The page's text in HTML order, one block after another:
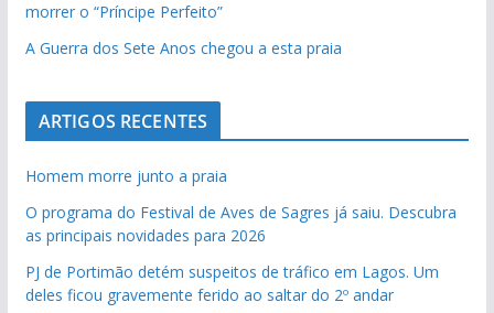
morrer o “Príncipe Perfeito”
A Guerra dos Sete Anos chegou a esta praia
ARTIGOS RECENTES
Homem morre junto a praia
O programa do Festival de Aves de Sagres já saiu. Descubra
as principais novidades para 2026
PJ de Portimão detém suspeitos de tráfico em Lagos. Um
deles ficou gravemente ferido ao saltar do 2º andar